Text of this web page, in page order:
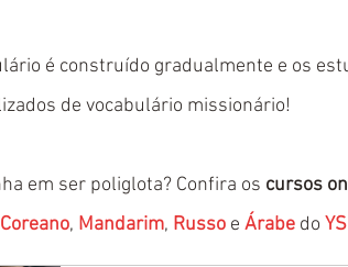
é construído gradualmente e os
de vocabulário missionário!
em ser poliglota? Confira os cursos
Coreano, Mandarim, Russo e Árabe do